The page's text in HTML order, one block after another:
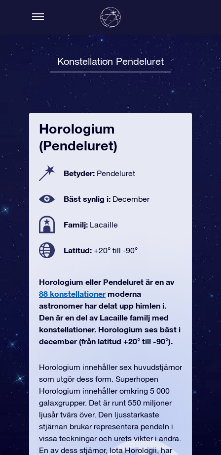
Konstellation Pendeluret
Horologium
(Pendeluret)
Betyder: Pendeluret
Bäst synlig i: December
Familj: Lacaille
Latitud: +20° till -90°
Horologium eller Pendeluret är en av
88 konstellationermoderna
astronomer har delat upp himlen i.
Den är en del av Lacaille familj med
konstellationer. Horologium ses bäst i
december (från latitud +20° till -90°).
Horologium innehåller sex huvudstjärnor
som utgör dess form. Superhopen
Horologium innehåller omkring 5 000
galaxgrupper. Det är runt 550 miljoner
ljusår tvärs över. Den ljusstarkaste
stjärnan brukar representera pendeln i
vissa teckningar och urets vikter i andra.
En av dess stjärnor, Iota Horologii, har